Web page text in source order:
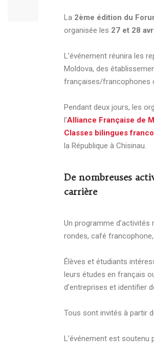
La 2ème édition du
organisée les 27 et 28
L’événement réunira les
Moldova, des
françaises/francophones
Pendant deux jours, les
l’Alliance Française de
Classes bilingues
la République à Chisinau.
De nombreuses
carrière
Un programme
rondes, café
Élèves et étudiants
leurs études en français
d’entreprises et identifier
Tous sont invités à partir
L’événement est soutenu